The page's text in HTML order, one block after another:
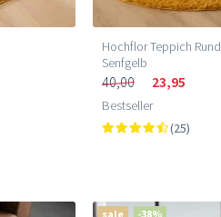
Hochflor Teppich
Senfgelb
40,00 23,95
Bestseller
(25)
sale -38%